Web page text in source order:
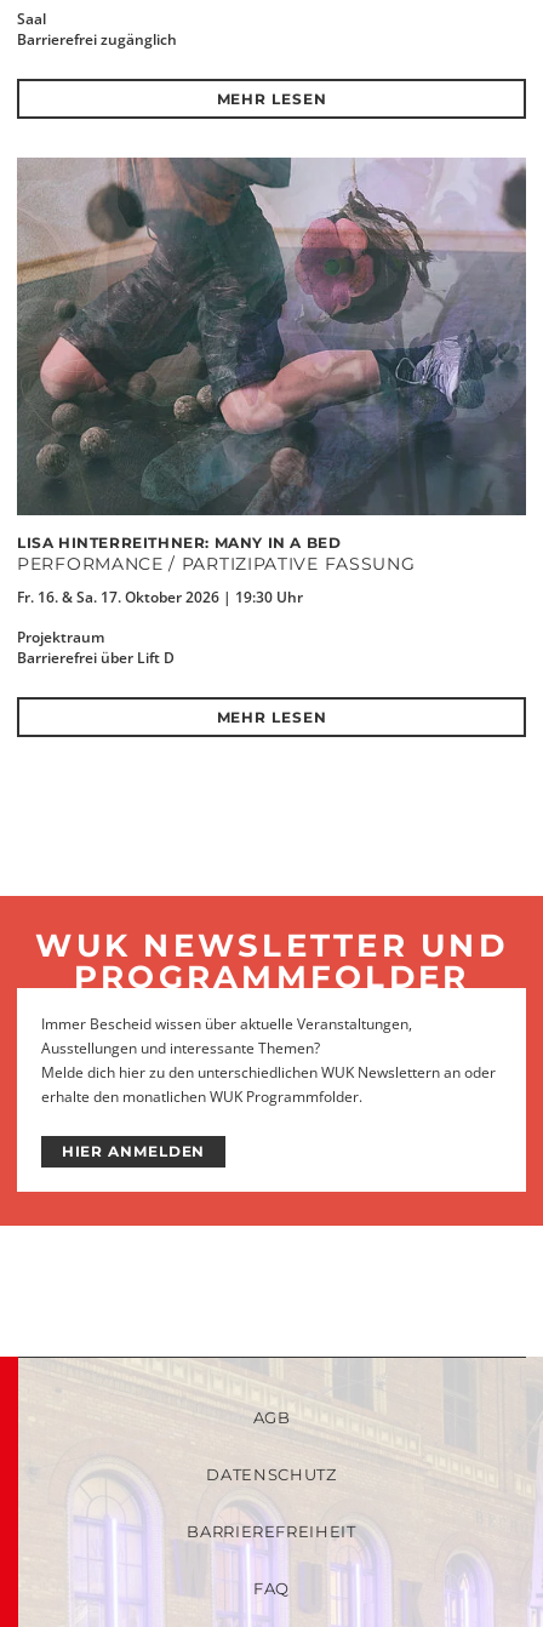
Saal
Barrierefrei zugänglich
MEHR LESEN
LISA HINTERREITHNER: MANY IN A BED
PERFORMANCE / PARTIZIPATIVE FASSUNG
Fr. 16. & Sa. 17. Oktober 2026 | 19:30 Uhr
Projektraum
Barrierefrei über Lift D
MEHR LESEN
WUK NEWSLETTER UND
PROGRAMMFOLDER
Immer Bescheid wissen über aktuelle Veranstaltungen,
Ausstellungen und interessante Themen?
Melde dich hier zu den unterschiedlichen WUK Newslettern an oder
erhalte den monatlichen WUK Programmfolder.
HIER ANMELDEN
AGB
DATENSCHUTZ
BARRIEREFREIHEIT
FAQ